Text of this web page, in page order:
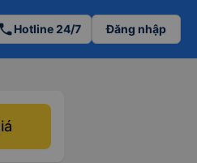
phoneHotline 24/7 Đăng nhập